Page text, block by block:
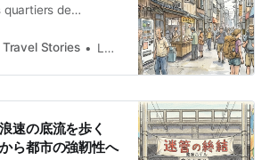
quartiers de
sur l’âme
Stories Lawrence
速の底流を歩く
ら都市の強靭性へ